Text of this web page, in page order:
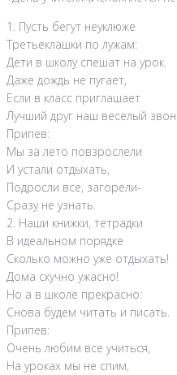
1. Пусть бегут неуклюже
Третьеклашки по лужам:
Дети в школу спешат на урок.
Даже дождь не пугает,
Если в класс приглашает
Лучший друг наш веселый
Припев:
Мы за лето повзрослели
И устали отдыхать,
Подросли все, загорели-
Сразу не узнать.
2. Наши книжки, тетрадки
В идеальном порядке
Сколько можно уже отдыхать!
Дома скучно ужасно!
Но а в школе прекрасно:
Снова будем читать и писать.
Припев:
Очень любим все учиться,
На уроках мы не спим,